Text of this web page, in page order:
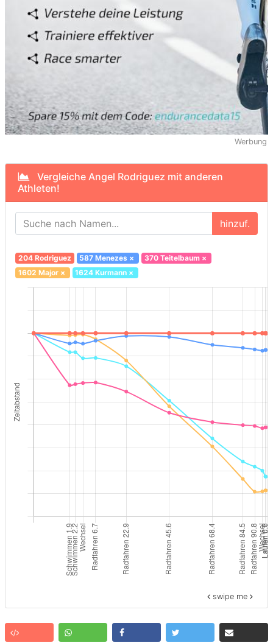
Werbung
Vergleiche Angel Rodriguez mit anderen
Athleten!
hinzuf.
204 Rodriguez 587 Menezes × 370 Teitelbaum×
1602 Major× 1624 Kurmann ×
swipe me